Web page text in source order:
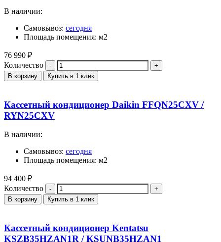
В наличии:
Самовывоз: сегодня
Площадь помещения: м2
76 990 ₽
Количество
В корзину Купить в 1 клик
Кассетный кондиционер Daikin FFQN25CXV /
RYN25CXV
В наличии:
Самовывоз: сегодня
Площадь помещения: м2
94 400 ₽
Количество
В корзину Купить в 1 клик
Кассетный кондиционер Kentatsu
KSZB35HZAN1R / KSUNB35HZAN1